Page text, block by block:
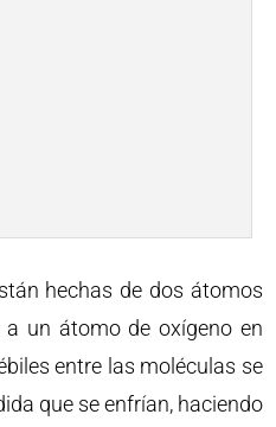
hechas de dos átomos
un átomo de oxígeno en
entre las moléculas se
que se enfrían, haciendo